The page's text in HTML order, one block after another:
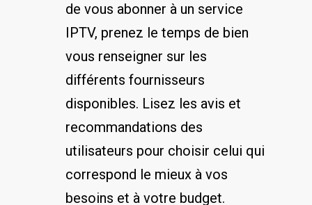
de vous abonner à un service
IPTV, prenez​ le temps ⁣de bien
⁢vous renseigner sur les
différents fournisseurs
disponibles. Lisez les ‌avis et
recommandations des
utilisateurs⁢ pour choisir​ celui qui
‍correspond le ⁣mieux‍ à vos
besoins et à votre budget.